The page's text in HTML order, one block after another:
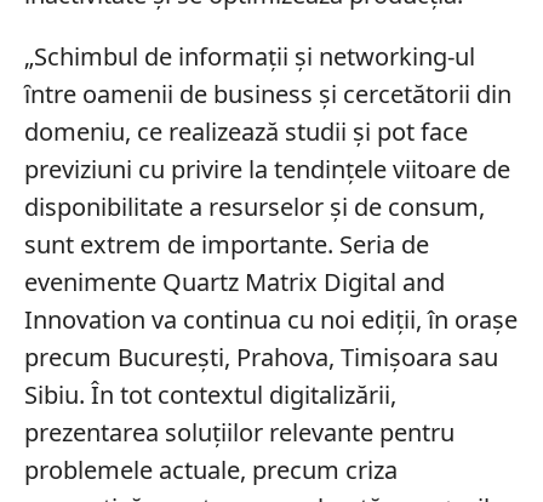
„Schimbul de informații și networking-ul
ȋntre oamenii de business și cercetătorii din
domeniu, ce realizează studii și pot face
previziuni cu privire la tendințele viitoare de
disponibilitate a resurselor și de consum,
sunt extrem de importante. Seria de
evenimente Quartz Matrix Digital and
Innovation va continua cu noi ediții, în orașe
precum București, Prahova, Timișoara sau
Sibiu. În tot contextul digitalizării,
prezentarea soluțiilor relevante pentru
problemele actuale, precum criza